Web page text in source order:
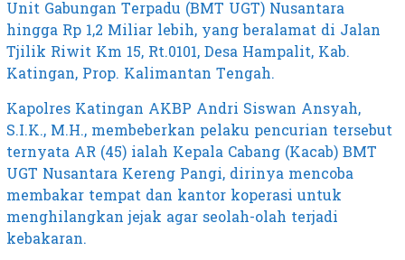
Unit Gabungan Terpadu (BMT UGT) Nusantara
hingga Rp 1,2 Miliar lebih, yang beralamat di Jalan
Tjilik Riwit Km 15, Rt.0101, Desa Hampalit, Kab.
Katingan, Prop. Kalimantan Tengah.
Kapolres Katingan AKBP Andri Siswan Ansyah,
S.I.K., M.H., membeberkan pelaku pencurian tersebut
ternyata AR (45) ialah Kepala Cabang (Kacab) BMT
UGT Nusantara Kereng Pangi, dirinya mencoba
membakar tempat dan kantor koperasi untuk
menghilangkan jejak agar seolah-olah terjadi
kebakaran.